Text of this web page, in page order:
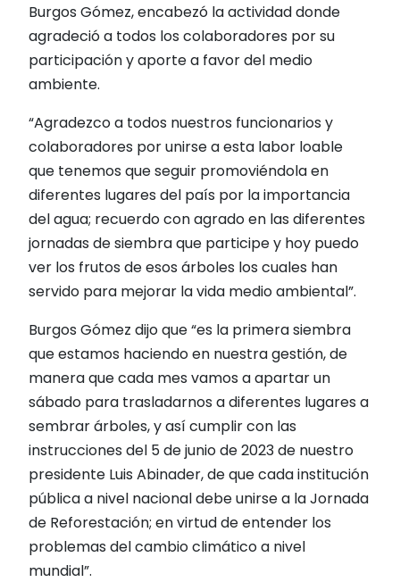
Burgos Gómez, encabezó la actividad donde
agradeció a todos los colaboradores por su
participación y aporte a favor del medio
ambiente.
“Agradezco a todos nuestros funcionarios y
colaboradores por unirse a esta labor loable
que tenemos que seguir promoviéndola en
diferentes lugares del país por la importancia
del agua; recuerdo con agrado en las diferentes
jornadas de siembra que participe y hoy puedo
ver los frutos de esos árboles los cuales han
servido para mejorar la vida medio ambiental”.
Burgos Gómez dijo que “es la primera siembra
que estamos haciendo en nuestra gestión, de
manera que cada mes vamos a apartar un
sábado para trasladarnos a diferentes lugares a
sembrar árboles, y así cumplir con las
instrucciones del 5 de junio de 2023 de nuestro
presidente Luis Abinader, de que cada institución
pública a nivel nacional debe unirse a la Jornada
de Reforestación; en virtud de entender los
problemas del cambio climático a nivel
mundial”.